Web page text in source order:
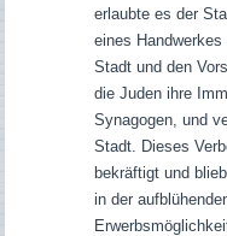
erlaubte es der
eines
Stadt und den
die Juden ihre
Synagogen, und
Stadt. Dieses
bekräftigt und
in der